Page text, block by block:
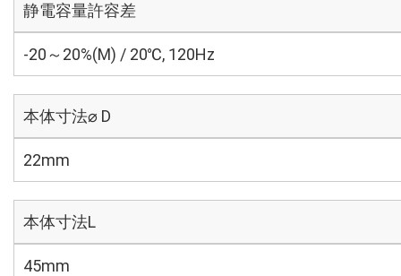
静電容量許容差
-20～20%(M) / 20℃, 120Hz
本体寸法⌀ D
22mm
本体寸法L
45mm